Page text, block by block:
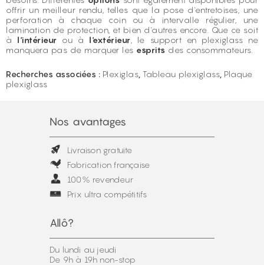
offrir un meilleur rendu, telles que la pose d'entretoises, une
perforation à chaque coin ou à intervalle régulier, une
lamination de protection, et bien d'autres encore. Que ce soit
à l'intérieur ou à l'extérieur , le support en plexiglass ne
manquera pas de marquer les esprits des consommateurs.
Recherches associées : Plexiglas Tableau plexiglass Plaque
plexiglass
Nos avantages
Livraison gratuite
Fabrication française
100% revendeur
Prix ultra compétitifs
Allô?
Du lundi au jeudi
De 9h à 19h non-stop